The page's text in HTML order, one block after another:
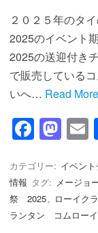
２０２５年のタ
2025のイベント
2025の送迎付き
で販売している
いへ… Read
F
a
c
e
b
M
a
st
o
d
カテゴリー: イベン
情報 タグ: メージ
祭 2025, ローイ
ランタン コムローイ